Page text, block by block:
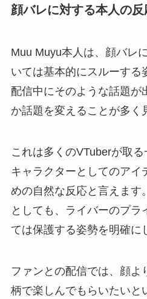
顔バレに対する本人の反
Muu Muyu本人は、顔バレ
いては基本的にスルーする
配信中にそのような話題が
か話題を変えることが多く
これは多くのVTuberが取る
キャラクターとしてのアイ
めの自然な反応と言えます
としても、ライバーのプラ
ては保護する姿勢を明確に
ファンとの配信では、顔よ
柄で楽しんでもらいたいと